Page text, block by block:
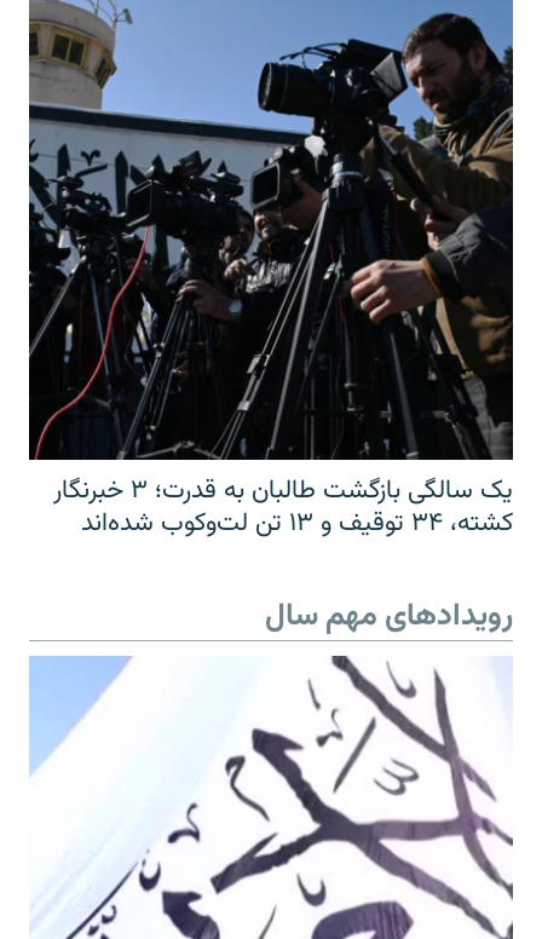
یک سالگی بازگشت طالبان به قدرت؛ ۳ خبرنگار
کشته، ۳۴ توقیف و ۱۳ تن لت‌وکوب شده‌اند
رویدادهای مهم سال